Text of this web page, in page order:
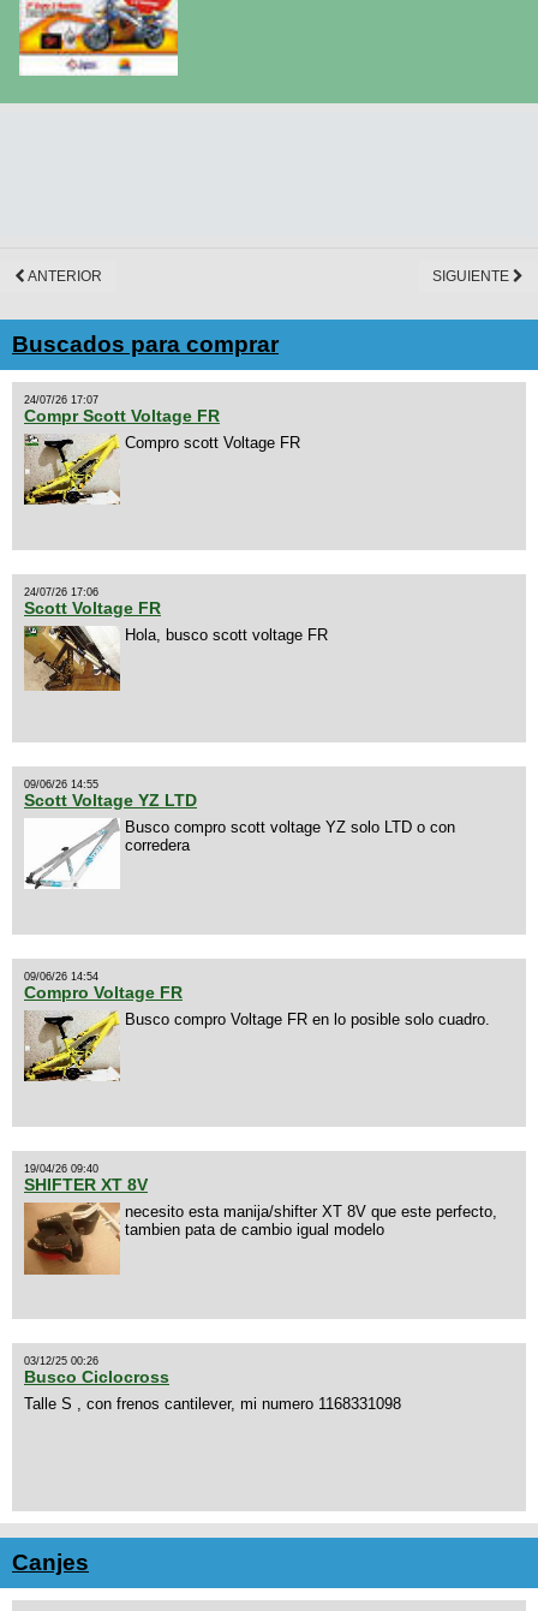
ANTERIOR SIGUIENTE
Buscados para comprar
24/07/26 17:07
Compr Scott Voltage FR
Compro scott Voltage FR
24/07/26 17:06
Scott Voltage FR
Hola, busco scott voltage FR
09/06/26 14:55
Scott Voltage YZ LTD
Busco compro scott voltage YZ solo LTD o con
corredera
09/06/26 14:54
Compro Voltage FR
Busco compro Voltage FR en lo posible solo cuadro.
19/04/26 09:40
SHIFTER XT 8V
necesito esta manija/shifter XT 8V que este perfecto,
tambien pata de cambio igual modelo
03/12/25 00:26
Busco Ciclocross
Talle S , con frenos cantilever, mi numero 1168331098
Canjes